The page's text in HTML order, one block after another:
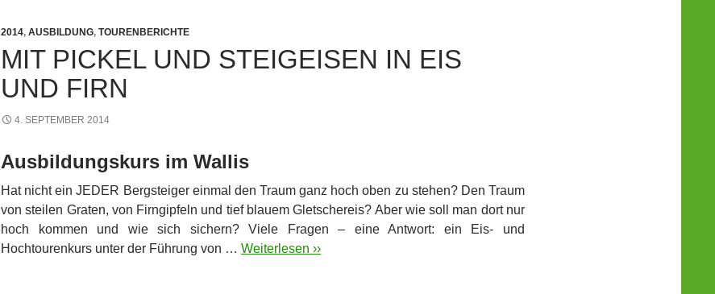
2014, AUSBILDUNG, TOURENBERICHTE
MIT PICKEL UND STEIGEISEN IN EIS
UND FIRN
4. SEPTEMBER 2014
Ausbildungskurs im Wallis
Hat nicht ein JEDER Bergsteiger einmal den Traum ganz hoch oben zu stehen? Den Traum
von steilen Graten, von Firngipfeln und tief blauem Gletschereis? Aber wie soll man dort nur
hoch kommen und wie sich sichern? Viele Fragen – eine Antwort: ein Eis- und
Hochtourenkurs unter der Führung von … Weiterlesen ››